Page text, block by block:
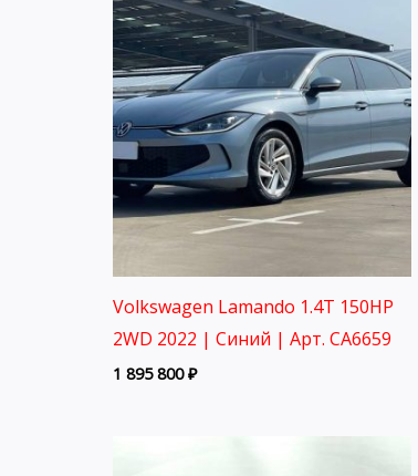
Volkswagen Lamando 1.4T 150HP
2WD 2022 | Синий | Арт. CA6659
1 895 800₽